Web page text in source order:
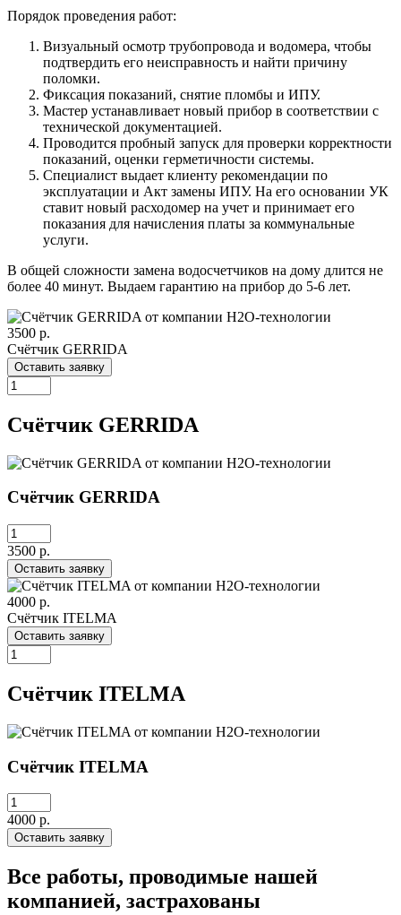
Порядок проведения работ:
Визуальный осмотр трубопровода и водомера, чтобы
подтвердить его неисправность и найти причину
поломки.
Фиксация показаний, снятие пломбы и ИПУ.
Мастер устанавливает новый прибор в соответствии с
технической документацией.
Проводится пробный запуск для проверки корректности
показаний, оценки герметичности системы.
Специалист выдает клиенту рекомендации по
эксплуатации и Акт замены ИПУ. На его основании УК
ставит новый расходомер на учет и принимает его
показания для начисления платы за коммунальные
услуги.
В общей сложности замена водосчетчиков на дому длится не
более 40 минут. Выдаем гарантию на прибор до 5-6 лет.
3500 р.
Счётчик GERRIDA
Оставить заявку
Счётчик GERRIDA
Счётчик GERRIDA
3500 р.
Оставить заявку
4000 р.
Счётчик ITELMA
Оставить заявку
Счётчик ITELMA
Счётчик ITELMA
4000 р.
Оставить заявку
Все работы, проводимые нашей
компанией, застрахованы